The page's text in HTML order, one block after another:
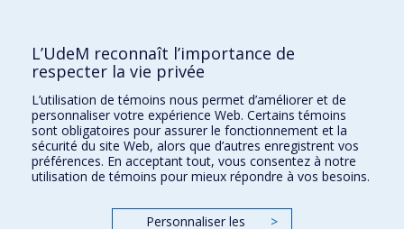
Comment soutenir l'Institut?
BESOIN D'AIDE?
Plan du site
Signaler une erreur
Accessibilité
FACULTÉ DES ARTS ET DES SCIENCES
Nos départements et écoles
L’UdeM reconnaît l’importance de
respecter la vie privée
L’utilisation de témoins nous permet d’améliorer et de
personnaliser votre expérience Web. Certains témoins
sont obligatoires pour assurer le fonctionnement et la
sécurité du site Web, alors que d’autres enregistrent vos
préférences. En acceptant tout, vous consentez à notre
utilisation de témoins pour mieux répondre à vos besoins.
Personnaliser les
>